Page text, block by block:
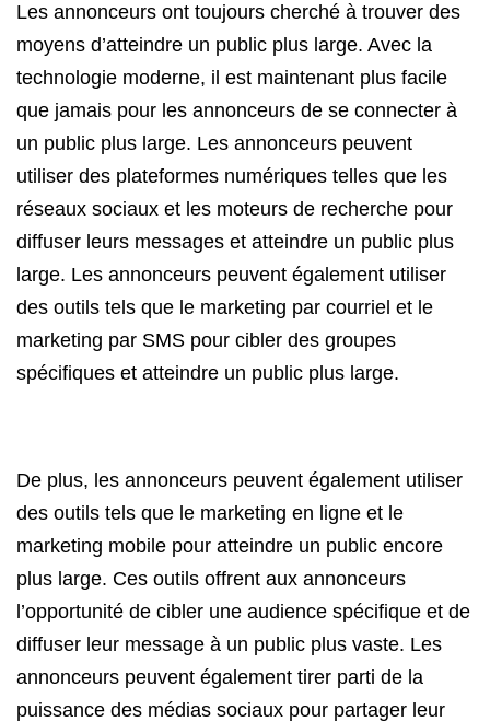
Les annonceurs ont toujours cherché à trouver des
moyens d’atteindre un public plus large. Avec la
technologie moderne, il est maintenant plus facile
que jamais pour les annonceurs de se connecter à
un public plus large. Les annonceurs peuvent
utiliser des plateformes numériques telles que les
réseaux sociaux et les moteurs de recherche pour
diffuser leurs messages et atteindre un public plus
large. Les annonceurs peuvent également utiliser
des outils tels que le marketing par courriel et le
marketing par SMS pour cibler des groupes
spécifiques et atteindre un public plus large.
De plus, les annonceurs peuvent également utiliser
des outils tels que le marketing en ligne et le
marketing mobile pour atteindre un public encore
plus large. Ces outils offrent aux annonceurs
l’opportunité de cibler une audience spécifique et de
diffuser leur message à un public plus vaste. Les
annonceurs peuvent également tirer parti de la
puissance des médias sociaux pour partager leur